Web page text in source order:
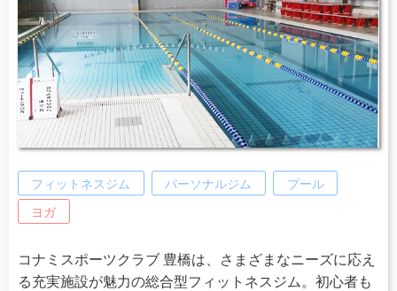
フィットネスジム パーソナルジム プール
ヨガ
コナミスポーツクラブ 豊橋は、さまざまなニーズに応え
る充実施設が魅力の総合型フィットネスジム。初心者も